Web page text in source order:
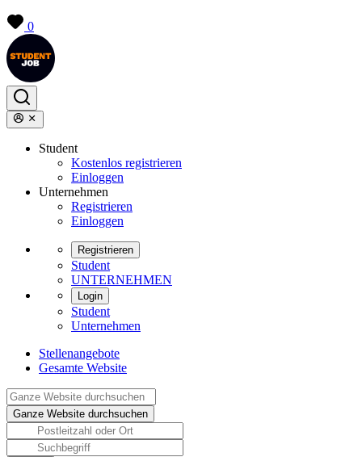
0
Student
Kostenlos registrieren
Einloggen
Unternehmen
Registrieren
Einloggen
Registrieren
Student
UNTERNEHMEN
Login
Student
Unternehmen
Stellenangebote
Gesamte Website